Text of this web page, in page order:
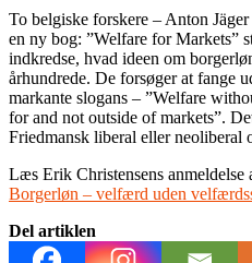
To belgiske forskere – Anton
en ny bog: ”Welfare for Markets”
indkredse, hvad ideen om
århundrede. De forsøger at fange
markante slogans – ”Welfare
for and not outside of markets”.
Friedmansk liberal eller neoliberal
Læs Erik Christensens anmeldelse
Borgerløn – velfærd uden
Del artiklen